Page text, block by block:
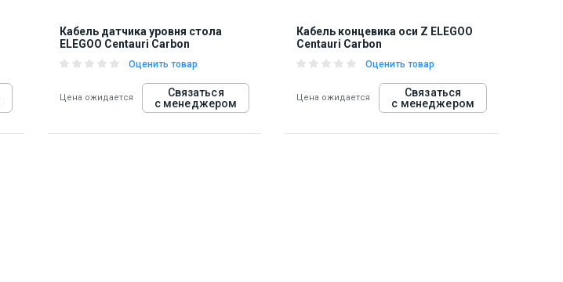
Кабель датчика уровня стола
ELEGOO Centauri Carbon
Оценить товар
Цена ожидается
Связаться
с менеджером
Кабель концевика оси Z ELEGOO
Centauri Carbon
Оценить товар
Цена ожидается
Связаться
с менеджером